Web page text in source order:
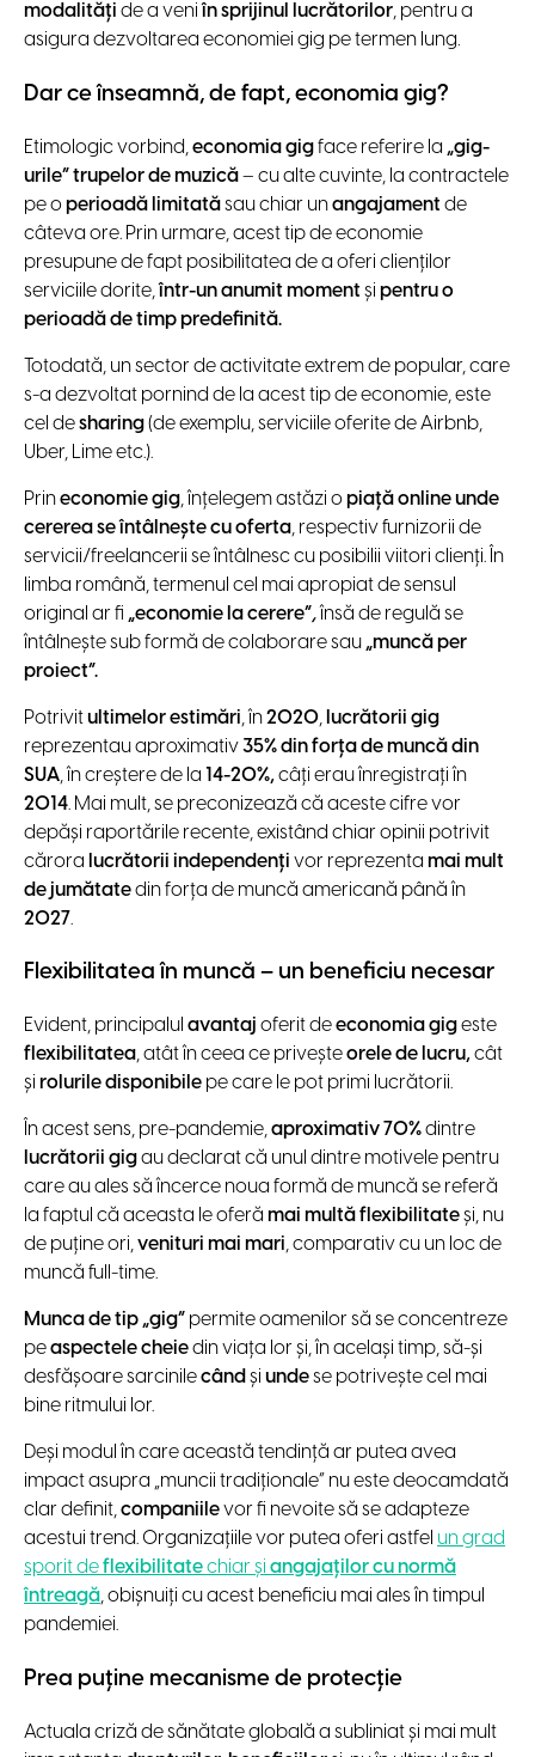
modalități de a veniîn sprijinul lucrătorilor, pentru a
asigura dezvoltarea economiei gig pe termen lung.
Dar ce înseamnă, de fapt, economia gig?
Etimologic vorbind,economia gigface referire la „gig-
urile” trupelor de muzică– cu alte cuvinte, la contractele
pe operioadă limitatăsau chiar unangajament de
câteva ore. Prin urmare, acest tip de economie
presupune de fapt posibilitatea de a oferi clienților
serviciile dorite,într-un anumit moment şi pentru o
perioadă de timp predefinită.
Totodată, un sector de activitate extrem de popular, care
s-a dezvoltat pornind de la acest tip de economie, este
cel desharing(de exemplu, serviciile oferite de Airbnb,
Uber, Lime etc.).
Prineconomie gig, înţelegem astăzi opiață online unde
cererea se întâlnește cu oferta, respectiv furnizorii de
servicii/freelancerii se întâlnesc cu posibilii viitori clienți. În
limba română, termenul cel mai apropiat de sensul
original ar fi „economie la cerere”,însă de regulă se
întâlneşte sub formă de colaborare sau „muncă per
proiect”.
Potrivitultimelor estimări, în2020, lucrătorii gig
reprezentau aproximativ35% din forța de muncă din
SUA, în creștere de la 14-20%,câți erau înregistrați în
2014. Mai mult, se preconizează că aceste cifre vor
depăși raportările recente, existând chiar opinii potrivit
cărora lucrătorii independenți vor reprezenta mai mult
de jumătatedin forța de muncă americană până în
2027.
Flexibilitatea în muncă – un beneficiu necesar
Evident, principalul avantaj oferit deeconomia gigeste
flexibilitatea, atât în ​​ceea ce priveșteorele de lucru,cât
și rolurile disponibile pe care le pot primi lucrătorii.
În acest sens, pre-pandemie,aproximativ 70%dintre
lucrătorii gigau declarat că unul dintre motivele pentru
care au ales să încerce noua formă de muncă se referă
la faptul că aceasta le oferă mai multă flexibilitateși, nu
de puține ori,venituri mai mari, comparativ cu un loc de
muncă full-time.
Munca de tip „gig” permite oamenilor să se concentreze
peaspectele cheiedin viața lor și, în același timp, să-și
desfășoare sarcinilecând și undese potrivește cel mai
bine ritmului lor.
Deși modul în care această tendință ar putea avea
impact asupra „muncii tradiționale” nu este deocamdată
clar definit,companiilevor fi nevoite să se adapteze
acestui trend. Organizațiile vor putea oferi astfel un grad
sporit deflexibilitatechiar și angajaților cu normă
întreagă, obișnuiți cu acest beneficiu mai ales în timpul
pandemiei.
Prea puține mecanisme de protecție
Actuala criză de sănătate globală a subliniat și mai mult